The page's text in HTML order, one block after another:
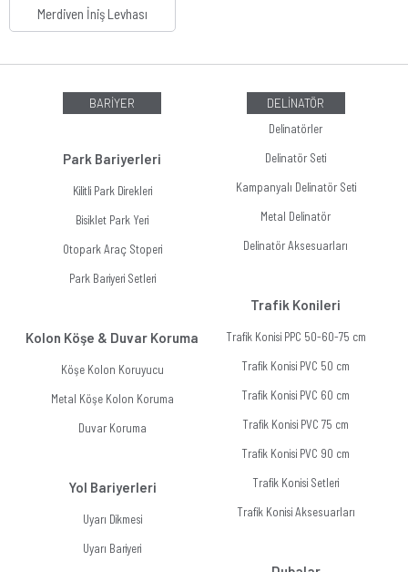
Merdiven İniş Levhası
BARİYER
Park Bariyerleri
Kilitli Park Direkleri
Bisiklet Park Yeri
Otopark Araç Stoperi
Park Bariyeri Setleri
Kolon Köşe & Duvar Koruma
Köşe Kolon Koruyucu
Metal Köşe Kolon Koruma
Duvar Koruma
Yol Bariyerleri
Uyarı Dikmesi
Uyarı Bariyeri
DELİNATÖR
Delinatörler
Delinatör Seti
Kampanyalı Delinatör Seti
Metal Delinatör
Delinatör Aksesuarları
Trafik Konileri
Trafik Konisi PPC 50-60-75 cm
Trafik Konisi PVC 50 cm
Trafik Konisi PVC 60 cm
Trafik Konisi PVC 75 cm
Trafik Konisi PVC 90 cm
Trafik Konisi Setleri
Trafik Konisi Aksesuarları